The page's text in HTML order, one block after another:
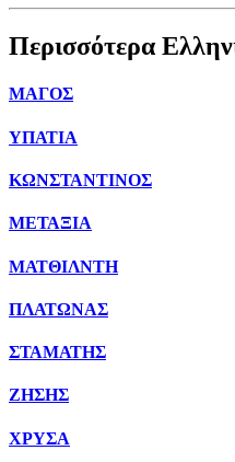
Περισσότερα
ΜΑΓΟΣ
ΥΠΑΤΙΑ
ΚΩΝΣΤΑΝΤΙΝΟΣ
ΜΕΤΑΞΙΑ
ΜΑΤΘΙΛΝΤΗ
ΠΛΑΤΩΝΑΣ
ΣΤΑΜΑΤΗΣ
ΖΗΣΗΣ
ΧΡΥΣΑ